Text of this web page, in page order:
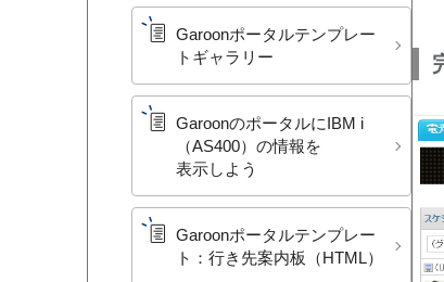
Garoonポータルテンプレー
トギャラリー
Garoonの​ポータルに​IBM i​
（AS400）の​情報を​
表示しよう
Garoonポータルテンプレー
ト：​行き先案内板​（HTML）